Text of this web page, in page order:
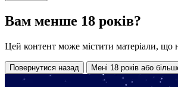
Вам менше 18 років?
Цей контент може містити матеріали, що
Повернутися назад Мені 18 років або